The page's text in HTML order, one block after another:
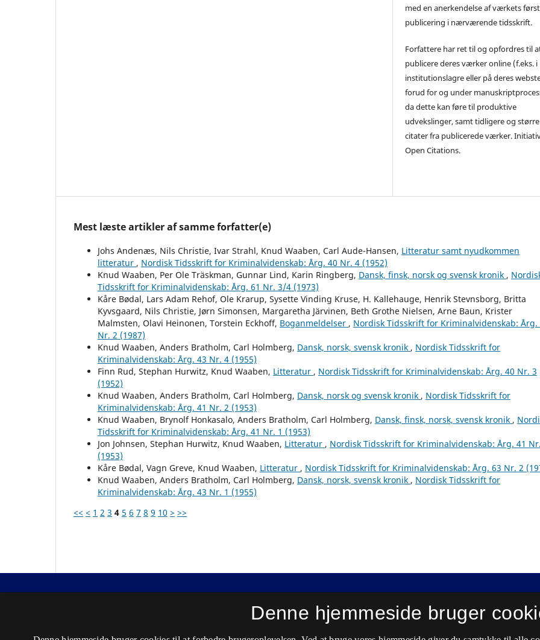
med en anerkendelse af værkets
publicering i nærværende tidsskrift.
Forfattere har ret til og opfordres til
publicere deres værker online (f.eks. i
institutionslagre eller på deres
forud for og under
da dette kan føre til produktive
udvekslinger, samt tidligere og større
citater fra publicerede værker.
Open Citations.
Mest læste artikler af samme forfatter(e)
Johs Andenæs, Nils Christie, Ivar Strahl, Knud Waaben, Carl Aude-Hansen, Litteratur samt nyudkommen
litteratur , Nordisk Tidsskrift for Kriminalvidenskab: Årg. 40 Nr. 4 (1952)
Knud Waaben, Per Ole Träskman, Gunnar Lind, Karin Ringberg, Dansk, finsk, norsk og svensk kronik ,
Tidsskrift for Kriminalvidenskab: Årg. 61 Nr. 3/4 (1973)
Kåre Bødal, Lars Adam Rehof, Ole Krarup, Sysette Vinding Kruse, H. Kallehauge, Henrik Stevnsborg, Britta
Kyvsgaard, Nils Christie, Jørn Simonsen, Margaretha Järvinen, Beth Grothe Nielsen, Arne Baun, Krister
Malmsten, Olavi Heinonen, Torstein Eckhoff, Boganmeldelser , Nordisk Tidsskrift for Kriminalvidenskab: Årg.
Nr. 2 (1987)
Knud Waaben, Anders Bratholm, Carl Holmberg, Dansk, norsk, svensk kronik , Nordisk Tidsskrift for
Kriminalvidenskab: Årg. 43 Nr. 4 (1955)
Finn Rud, Stephan Hurwitz, Knud Waaben, Litteratur , Nordisk Tidsskrift for Kriminalvidenskab: Årg. 40 Nr. 3
(1952)
Knud Waaben, Anders Bratholm, Carl Holmberg, Dansk, norsk og svensk kronik , Nordisk Tidsskrift for
Kriminalvidenskab: Årg. 41 Nr. 2 (1953)
Knud Waaben, Brynolf Honkasalo, Anders Bratholm, Carl Holmberg, Dansk, finsk, norsk, svensk kronik ,
Tidsskrift for Kriminalvidenskab: Årg. 41 Nr. 1 (1953)
Jon Johnsen, Stephan Hurwitz, Knud Waaben, Litteratur , Nordisk Tidsskrift for Kriminalvidenskab: Årg. 41
(1953)
Kåre Bødal, Vagn Greve, Knud Waaben, Litteratur , Nordisk Tidsskrift for Kriminalvidenskab: Årg. 63 Nr. 2
Knud Waaben, Anders Bratholm, Carl Holmberg, Dansk, norsk, svensk kronik , Nordisk Tidsskrift for
Kriminalvidenskab: Årg. 43 Nr. 1 (1955)
<< < 1 2 3 4 5 6 7 8 9 10 > >>
Nordisk Tidsskrift for KriminalvidenskabDenne hjemmeside bruger